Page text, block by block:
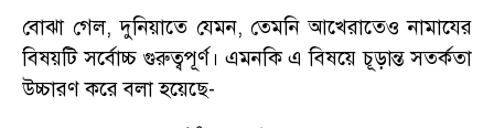
বোঝা গেল,দুনিয়াতে যেমন, তেমনি আখেরাতেও নামাযের
বিষয়টি সর্বোচ্চ গুরুত্বপূর্ণ। এমনকি এ বিষয়ে চূড়ান্ত সতর্কতা
উচ্চারণ করে বলা হয়েছে-